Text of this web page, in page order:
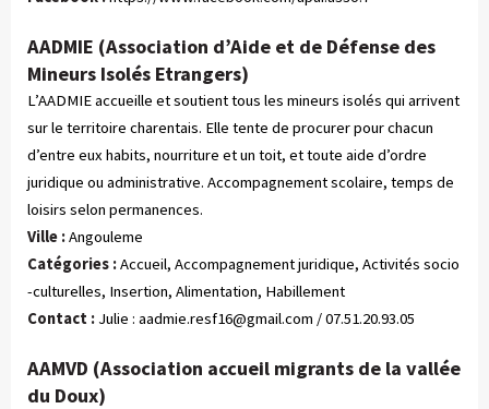
AADMIE (Association d’Aide et de Défense des
Mineurs Isolés Etrangers)
L’AADMIE accueille et soutient tous les mineurs isolés qui arrivent
sur le territoire charentais. Elle tente de procurer pour chacun
d’entre eux habits, nourriture et un toit, et toute aide d’ordre
juridique ou administrative. Accompagnement scolaire, temps de
loisirs selon permanences.
Ville :Angouleme
Catégories : Accueil, Accompagnement juridique, Activités socio
-culturelles, Insertion, Alimentation, Habillement
Contact : Julie : aadmie.resf16@gmail.com / 07.51.20.93.05
AAMVD (Association accueil migrants de la vallée
du Doux)